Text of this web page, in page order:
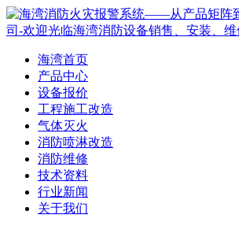
海湾首页
产品中心
设备报价
工程施工改造
气体灭火
消防喷淋改造
消防维修
技术资料
行业新闻
关于我们